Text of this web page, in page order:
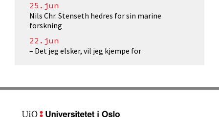
25.jun
Nils Chr. Stenseth hedres for sin marine
forskning
22.jun
– Det jeg elsker, vil jeg kjempe for